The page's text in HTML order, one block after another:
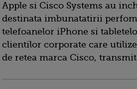
Apple si Cisco Systems au
destinata imbunatatirii
telefoanelor iPhone si
clientilor corporate care
de retea marca Cisco,